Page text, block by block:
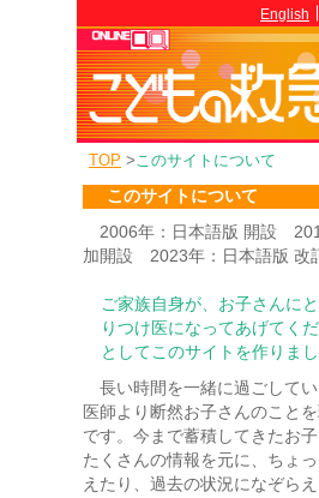
English
TOP >このサイトについて
このサイトについて
2006年：日本語版 開設
加開設 2023年：日本語版 改
ご家族自身が、お子さんに
りつけ医になってあげてく
としてこのサイトを作りまし
長い時間を一緒に過ごしてい
医師より断然お子さんのこと
です。今まで蓄積してきたお
たくさんの情報を元に、ちょ
えたり、過去の状況になぞら